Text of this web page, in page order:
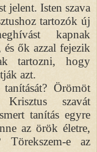
jelent. Isten szava
tartozók új
kapnak
ők azzal fejezik
tartozni, hogy
azt.
Örömöt
szavát
tanítás egyre
az örök életre,
Törekszem-e az